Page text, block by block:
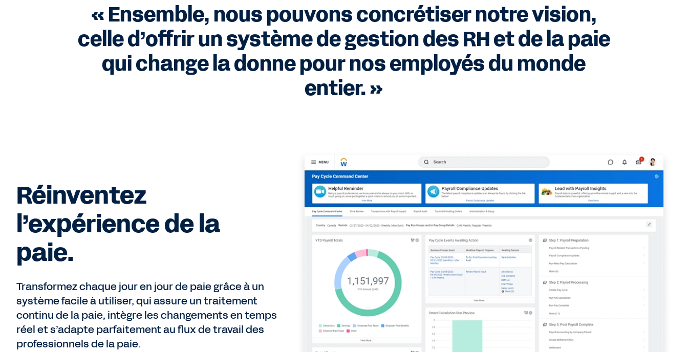
« Ensemble, nous pouvons concrétiser notre vision,
celle d’offrir un système de gestion des RH et de la paie
qui change la donne pour nos employés du monde
entier. »
Réinventez
l’expérience de la
paie.
Transformez chaque jour en jour de paie grâce à un
système facile à utiliser, qui assure un traitement
continu de la paie, intègre les changements en temps
réel et s’adapte parfaitement au flux de travail des
professionnels de la paie.